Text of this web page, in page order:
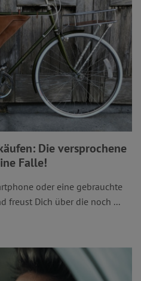
Die versprochene
Falle!
oder eine gebrauchte
freust Dich über die noch ...